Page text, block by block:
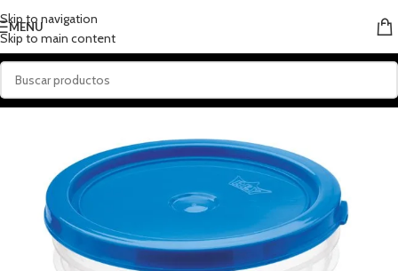
Skip to navigation
Skip to main content
MENU